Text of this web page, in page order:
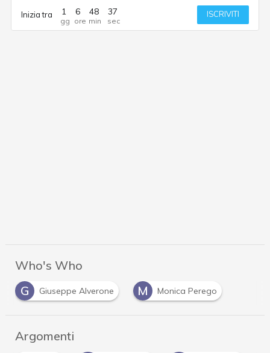
Inizia tra 1 6 48 37 ISCRIVITI
Who's Who
G
Giuseppe Alverone M Monica Perego
Argomenti